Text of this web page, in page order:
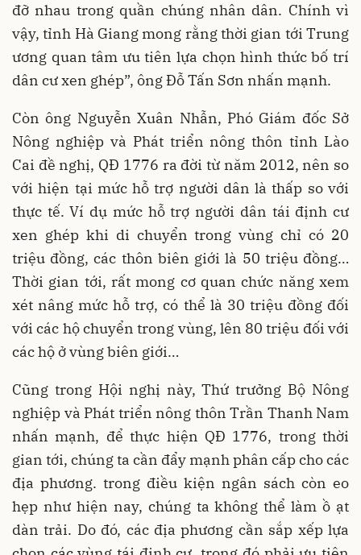
đỡ nhau trong quần chúng nhân dân. Chính vì
vậy, tỉnh Hà Giang mong rằng thời gian tới Trung
ương quan tâm ưu tiên lựa chọn hình thức bố trí
dân cư xen ghép”, ông Đỗ Tấn Sơn nhấn mạnh.
Còn ông Nguyễn Xuân Nhẫn, Phó Giám đốc Sở
Nông nghiệp và Phát triển nông thôn tỉnh Lào
Cai đề nghị, QĐ 1776 ra đời từ năm 2012, nên so
với hiện tại mức hỗ trợ người dân là thấp so với
thực tế. Ví dụ mức hỗ trợ người dân tái định cư
xen ghép khi di chuyển trong vùng chỉ có 20
triệu đồng, các thôn biên giới là 50 triệu đồng…
Thời gian tới, rất mong cơ quan chức năng xem
xét nâng mức hỗ trợ, có thể là 30 triệu đồng đối
với các hộ chuyển trong vùng, lên 80 triệu đối với
các hộ ở vùng biên giới…
Cũng trong Hội nghị này, Thứ trưởng Bộ Nông
nghiệp và Phát triển nông thôn Trần Thanh Nam
nhấn mạnh, để thực hiện QĐ 1776, trong thời
gian tới, chúng ta cần đẩy mạnh phân cấp cho các
địa phương. trong điều kiện ngân sách còn eo
hẹp như hiện nay, chúng ta không thể làm ồ ạt
dàn trải. Do đó, các địa phương cần sắp xếp lựa